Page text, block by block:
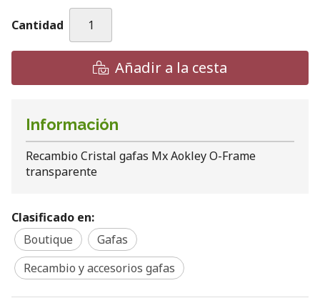
Cantidad
Añadir a la cesta
Información
Recambio Cristal gafas Mx Aokley O-Frame
transparente
Clasificado en:
Boutique
Gafas
Recambio y accesorios gafas